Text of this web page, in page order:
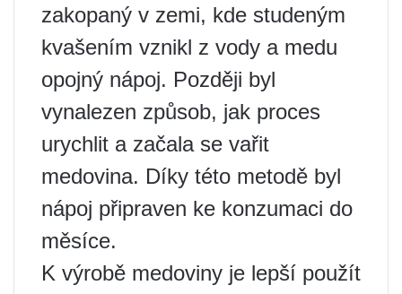
zakopaný v zemi, kde studeným
kvašením vznikl z vody a medu
opojný nápoj. Později byl
vynalezen způsob, jak proces
urychlit a začala se vařit
medovina. Díky této metodě byl
nápoj připraven ke konzumaci do
měsíce.
K výrobě medoviny je lepší použít